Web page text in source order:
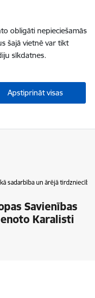
obligāti nepieciešamās
šajā vietnē var tikt
sīkdatnes.
Apstiprināt visas
sadarbība un ārējā tirdzniecība
Savienības
Karalisti